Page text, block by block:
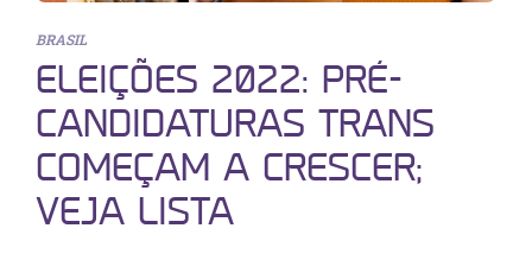
BRASIL
ELEIÇÕES 2022: PRÉ-
CANDIDATURAS TRANS
COMEÇAM A CRESCER;
VEJA LISTA